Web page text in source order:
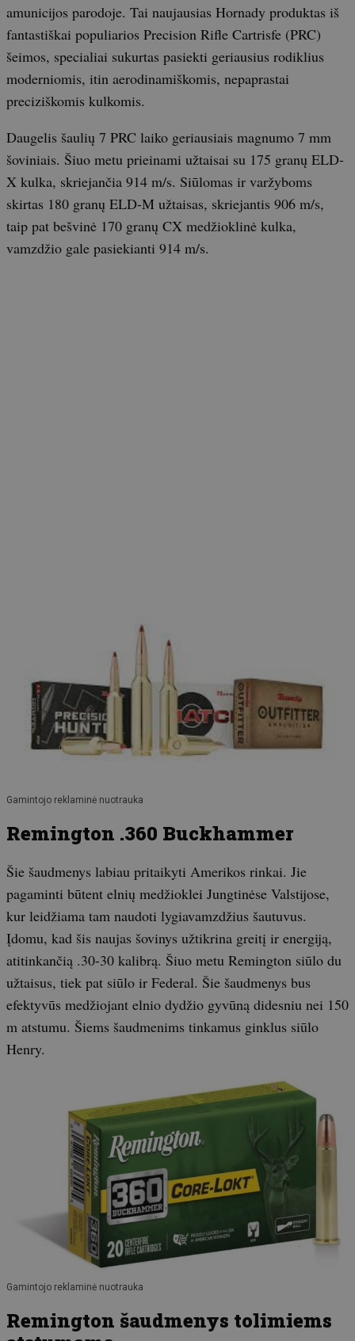
amunicijos parodoje. Tai naujausias Hornady produktas iš
fantastiškai populiarios Precision Rifle Cartrisfe (PRC)
šeimos, specialiai sukurtas pasiekti geriausius rodiklius
moderniomis, itin aerodinamiškomis, nepaprastai
preciziškomis kulkomis.
Daugelis šaulių 7 PRC laiko geriausiais magnumo 7 mm
šoviniais. Šiuo metu prieinami užtaisai su 175 granų ELD-
X kulka, skriejančia 914 m/s. Siūlomas ir varžyboms
skirtas 180 granų ELD-M užtaisas, skriejantis 906 m/s,
taip pat bešvinė 170 granų CX medžioklinė kulka,
vamzdžio gale pasiekianti 914 m/s.
Gamintojo reklaminė nuotrauka
Remington .360 Buckhammer
Šie šaudmenys labiau pritaikyti Amerikos rinkai. Jie
pagaminti būtent elnių medžioklei Jungtinėse Valstijose,
kur leidžiama tam naudoti lygiavamzdžius šautuvus.
Įdomu, kad šis naujas šovinys užtikrina greitį ir energiją,
atitinkančią .30-30 kalibrą. Šiuo metu Remington siūlo du
užtaisus, tiek pat siūlo ir Federal. Šie šaudmenys bus
efektyvūs medžiojant elnio dydžio gyvūną didesniu nei 150
m atstumu. Šiems šaudmenims tinkamus ginklus siūlo
Henry.
Gamintojo reklaminė nuotrauka
Remington šaudmenys tolimiems